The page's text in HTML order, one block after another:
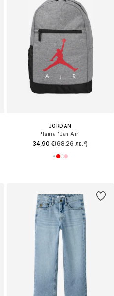
JORDAN
Чанта 'Jan Air'
34,90 €(68,26 лв.³)